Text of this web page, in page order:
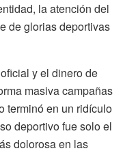
la atención del
de glorias deportivas
y el dinero de
masiva campañas
terminó en un ridículo
deportivo fue solo el
dolorosa en las